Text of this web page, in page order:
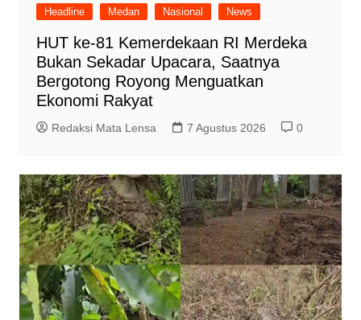
Headline Medan Nasional News
HUT ke-81 Kemerdekaan RI Merdeka
Bukan Sekadar Upacara, Saatnya
Bergotong Royong Menguatkan
Ekonomi Rakyat
Redaksi Mata Lensa 7 Agustus 2026 0